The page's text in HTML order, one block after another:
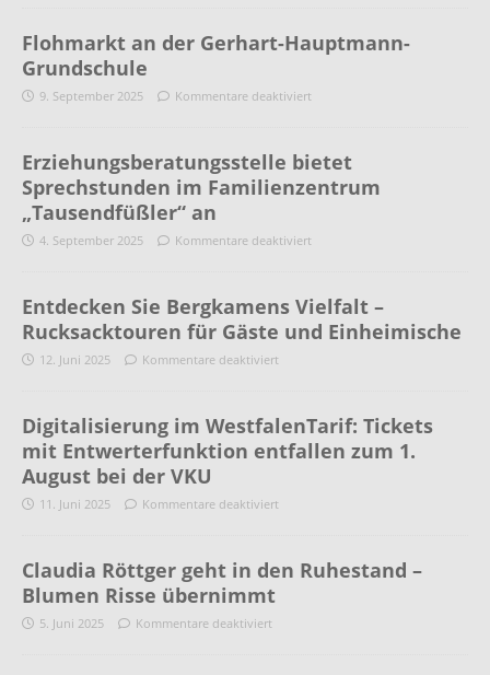
Flohmarkt an der Gerhart-Hauptmann-
Grundschule
9. September 2025 Kommentare deaktiviert
Erziehungsberatungsstelle bietet
Sprechstunden im Familienzentrum
„Tausendfüßler“ an
4. September 2025 Kommentare deaktiviert
Entdecken Sie Bergkamens Vielfalt –
Rucksacktouren für Gäste und Einheimische
12. Juni 2025 Kommentare deaktiviert
Digitalisierung im WestfalenTarif: Tickets
mit Entwerterfunktion entfallen zum 1.
August bei der VKU
11. Juni 2025 Kommentare deaktiviert
Claudia Röttger geht in den Ruhestand –
Blumen Risse übernimmt
5. Juni 2025 Kommentare deaktiviert